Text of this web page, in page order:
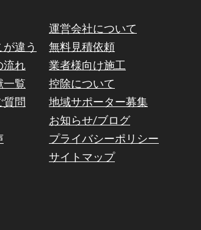
違う
流れ
一覧
質問
運営会社について
無料見積依頼
業者様向け施工
控除について
地域サポーター募集
お知らせ/ブログ
プライバシーポリシー
サイトマップ